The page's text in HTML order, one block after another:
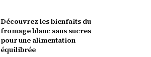
Découvrez les bienfaits du
fromage blanc sans sucres
pour une alimentation
équilibrée